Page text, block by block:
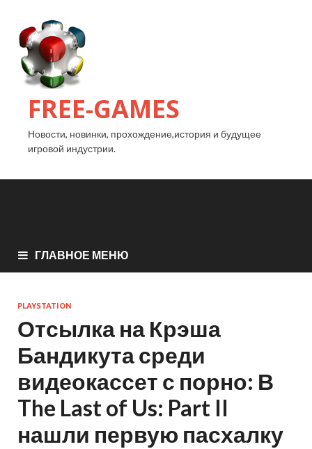
FREE-GAMES
Новости, новинки, прохождение,история и будущее
игровой индустрии.
ГЛАВНОЕ МЕНЮ
PLAYSTATION
Отсылка на Крэша
Бандикута среди
видеокассет с порно: В
The Last of Us: Part II
нашли первую пасхалку